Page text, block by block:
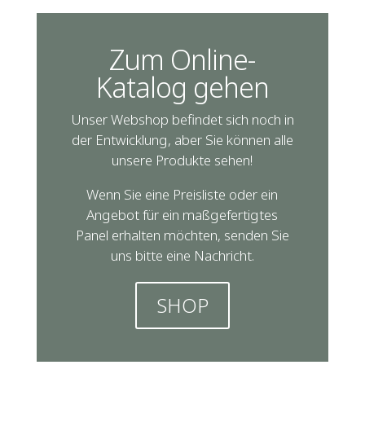
Zum Online-
Katalog gehen
Unser Webshop befindet sich noch in
der Entwicklung, aber Sie können alle
unsere Produkte sehen!
Wenn Sie eine Preisliste oder ein
Angebot für ein maßgefertigtes
Panel erhalten möchten, senden Sie
uns bitte eine Nachricht.
SHOP